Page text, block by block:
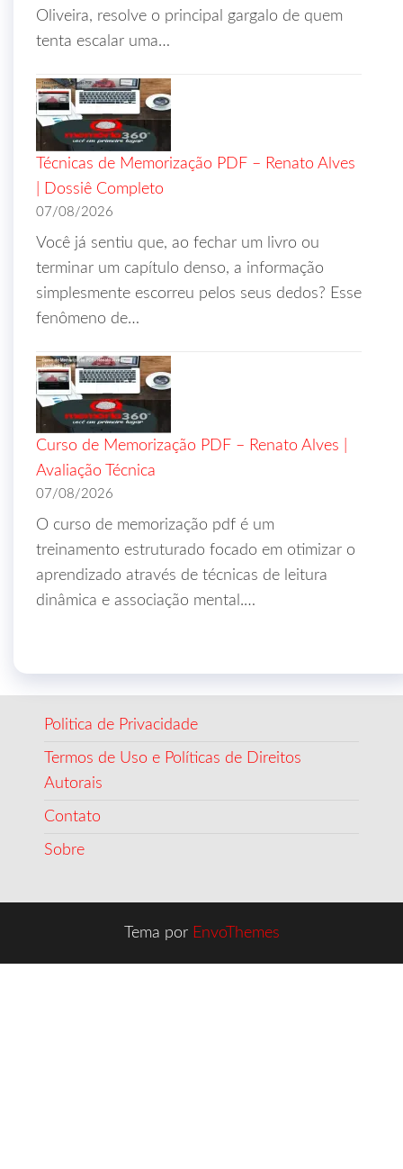
Oliveira, resolve o principal gargalo de quem
tenta escalar uma…
Técnicas de Memorização PDF – Renato Alves
| Dossiê Completo
07/08/2026
Você já sentiu que, ao fechar um livro ou
terminar um capítulo denso, a informação
simplesmente escorreu pelos seus dedos? Esse
fenômeno de…
Curso de Memorização PDF – Renato Alves |
Avaliação Técnica
07/08/2026
O curso de memorização pdf é um
treinamento estruturado focado em otimizar o
aprendizado através de técnicas de leitura
dinâmica e associação mental.…
Politica de Privacidade
Termos de Uso e Políticas de Direitos
Autorais
Contato
Sobre
Tema por EnvoThemes